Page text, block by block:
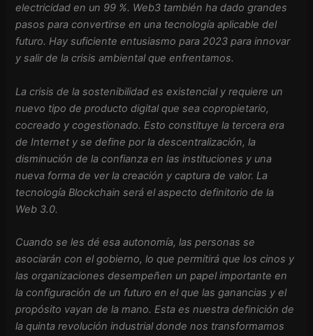
electricidad en un 99 %. Web3 también ha dado grandes
pasos para convertirse en una tecnología aplicable del
futuro. Hay suficiente entusiasmo para 2023 para innovar
y salir de la crisis ambiental que enfrentamos.
La crisis de la sostenibilidad es existencial y requiere un
nuevo tipo de producto digital que sea copropietario,
cocreado y cogestionado. Esto constituye la tercera era
de Internet y se define por la descentralización, la
disminución de la confianza en las instituciones y una
nueva forma de ver la creación y captura de valor. La
tecnología Blockchain será el aspecto definitorio de la
Web 3.0.
Cuando se les dé esa autonomía, las personas se
asociarán con el gobierno, lo que permitirá que los cinos y
las organizaciones desempeñen un papel importante en
la configuración de un futuro en el que las ganancias y el
propósito vayan de la mano. Esta es nuestra definición de
la quinta revolución industrial donde nos transformamos